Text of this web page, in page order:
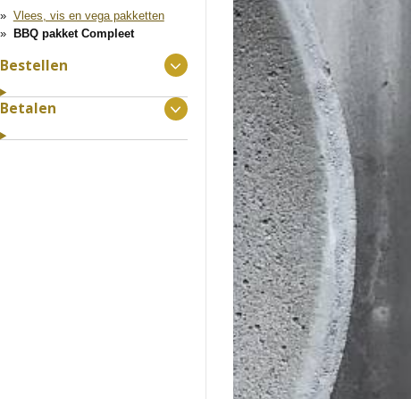
Vlees, vis en vega pakketten
BBQ pakket Compleet
Bestellen
Betalen